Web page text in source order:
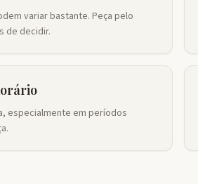
variar bastante. Peça pelo
de decidir.
especialmente em períodos